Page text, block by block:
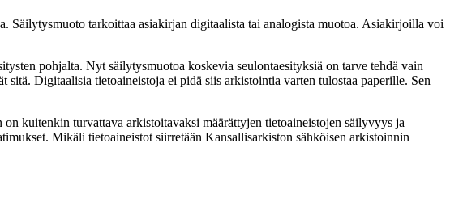
Säilytysmuoto tarkoittaa asiakirjan digitaalista tai analogista muotoa. Asiakirjoilla voi
pohjalta. Nyt säilytysmuotoa koskevia seulontaesityksiä on tarve tehdä vain
sitä. Digitaalisia tietoaineistoja ei pidä siis arkistointia varten tulostaa paperille. Sen
kuitenkin turvattava arkistoitavaksi määrättyjen tietoaineistojen säilyvyys ja
Mikäli tietoaineistot siirretään Kansallisarkiston sähköisen arkistoinnin